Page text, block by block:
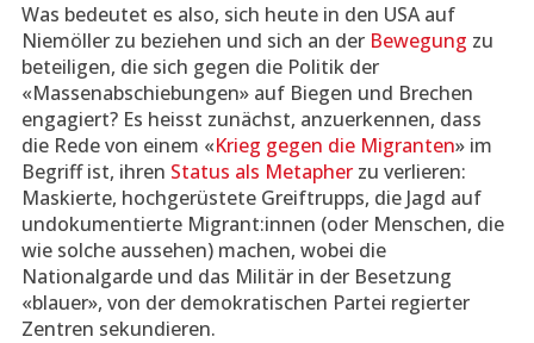
Was bedeutet es also, sich heute in den USA auf
Niemöller zu beziehen und sich an der Bewegung zu
beteiligen, die sich gegen die Politik der
«Massenabschiebungen» auf Biegen und Brechen
engagiert? Es heisst zunächst, anzuerkennen, dass
die Rede von einem «Krieg gegen die Migranten» im
Begriff ist, ihren Status als Metapherzu verlieren:
Maskierte, hochgerüstete Greiftrupps, die Jagd auf
undokumentierte Migrant:innen (oder Menschen, die
wie solche aussehen) machen, wobei die
Nationalgarde und das Militär in der Besetzung
«blauer», von der demokratischen Partei regierter
Zentren sekundieren.